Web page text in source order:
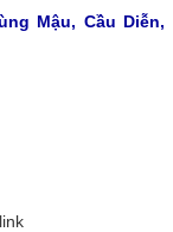
Mậu, Cầu Diễn,